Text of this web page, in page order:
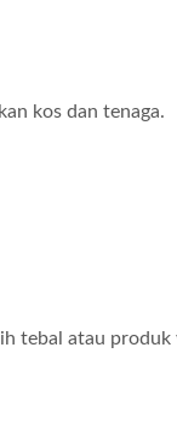
kos dan tenaga.
tebal atau